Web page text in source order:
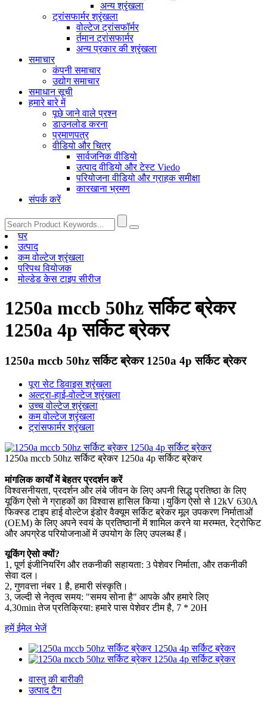
अन्य श्रृंखला
ट्रांसफार्मर श्रृंखला
वोल्टेज ट्रांसफॉर्मर
र्तमान ट्रांसफार्मर
अन्य प्रकार की श्रृंखला
समाचार
कंपनी समाचार
उद्योग समाचार
समाधान सूची
हमारे बारे में
पूछे जाने वाले प्रश्न
डाउनलोड करना
प्रमाणपत्र
वीडियो और चित्र
सार्वजनिक वीडियो
उत्पाद वीडियो और टेस्ट Viedo
परियोजना वीडियो और ग्राहक समीक्षा
कारखाना भ्रमण
संपर्क करें
घर
उत्पाद
कम वोल्टेज श्रृंखला
परिपथ वियोजक
मोल्डेड केस टाइप सीरीज
1250a mccb 50hz सर्किट ब्रेकर
1250a 4p सर्किट ब्रेकर
1250a mccb 50hz सर्किट ब्रेकर 1250a 4p सर्किट ब्रेकर
पूरा सेट डिवाइस श्रृंखला
अल्ट्रा-हाई-वोल्टेज श्रृंखला
उच्च वोल्टेज श्रृंखला
कम वोल्टेज श्रृंखला
ट्रांसफार्मर श्रृंखला
1250a mccb 50hz सर्किट ब्रेकर 1250a 4p सर्किट ब्रेकर
मांगलिक कार्यों में बेहतर प्रदर्शन करें
विश्वसनीयता, प्रदर्शन और लंबे जीवन के लिए अपनी सिद्ध प्रतिष्ठा के लिए
यूकिंग ऐसो ने ग्राहकों का विश्वास हासिल किया।युकिंग ऐसो से 12kV 630A
फिक्स्ड टाइप हाई वोल्टेज इंडोर वैक्यूम सर्किट ब्रेकर मूल उपकरण निर्माताओं
(OEM) के लिए अपने स्वयं के प्रतिष्ठानों में शामिल करने या मरम्मत, रेट्रोफिट
और अपग्रेड परियोजनाओं में उपयोग के लिए उपलब्ध हैं।
यूकिंग ऐसो क्यों?
1, पूर्ण इंजीनियरिंग और तकनीकी सहायता: 3 पेशेवर निर्माता, और तकनीकी
सेवा दल।
2, गुणवत्ता नंबर 1 है, हमारी संस्कृति।
3, जल्दी से नेतृत्व समय: "समय सोना है" आपके और हमारे लिए
4,30min तेज प्रतिक्रिया: हमारे पास पेशेवर टीम है, 7 * 20H
हमें ईमेल भेजें
वास्तु की बारीकी
उत्पाद टैग